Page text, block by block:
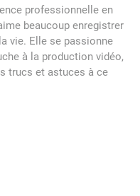
professionnelle en
beaucoup enregistrer
vie. Elle se passionne
à la production vidéo,
trucs et astuces à ce